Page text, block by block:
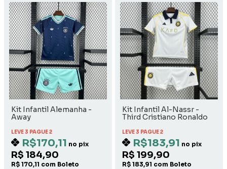
Kit Infantil Alemanha -
Away
LEVE 3 PAGUE 2
R$170,11 no pix
R$ 184,90
R$ 170,11 com Boleto
Kit Infantil Al-Nassr -
Third Cristiano Ronaldo
LEVE 3 PAGUE 2
R$183,91 no pix
R$ 199,90
R$ 183,91 com Boleto